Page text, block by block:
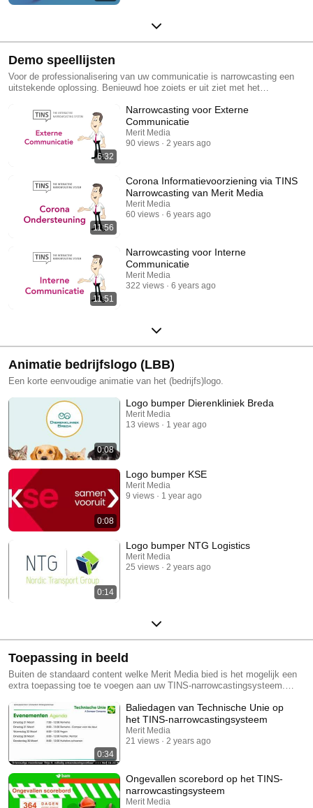
Demo speellijsten
Voor de professionalisering van uw communicatie is narrowcasting een
uitstekende oplossing. Benieuwd hoe zoiets er uit ziet met het
voorbeelden. Voor vragen kunt u ons vrijblijvend bellen op 085-4018444
6:32
Narrowcasting voor Externe
Communicatie
Merit Media
90 views
2 years ago
11:56
Corona Informatievoorziening via TINS
Narrowcasting van Merit Media
Merit Media
60 views
6 years ago
11:51
Narrowcasting voor Interne
Communicatie
Merit Media
322 views
6 years ago
Animatie bedrijfslogo (LBB)
Een korte eenvoudige animatie van het (bedrijfs)logo.
0:08
Logo bumper Dierenkliniek Breda
Merit Media
13 views
1 year ago
0:08
Logo bumper KSE
Merit Media
9 views
1 year ago
0:14
Logo bumper NTG Logistics
Merit Media
25 views
2 years ago
Toepassing in beeld
Buiten de standaard content welke Merit Media bied is het mogelijk een
extra toepassing toe te voegen aan uw TINS-narrowcastingsysteem.
en nog veel meer! In deze playlist vindt u een aantal toepassingen
uitgelicht. Had u iets anders in gedachte? Neem dan zeker contact met
ons op!
0:34
Baliedagen van Technische Unie op
het TINS-narrowcastingsysteem
Merit Media
21 views
2 years ago
Ongevallen scorebord op het TINS-
narrowcastingsysteem
Merit Media